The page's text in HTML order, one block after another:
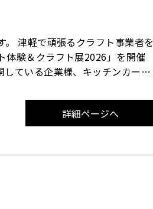
津軽で頑張るクラフト事業者を
体験＆クラフト展2026」を開催
ている企業様、キッチンカーを
詳細ページへ